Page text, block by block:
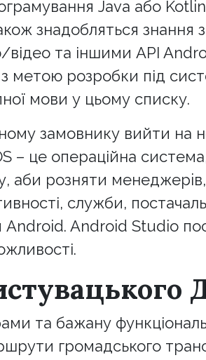
Java або Kotlin,
знадобляться знання
та іншими API
метою розробки під
мови у цьому списку.
замовнику вийти на
– це операційна
аби розняти менеджерiв,
служби,
Android Studio
та бажану
громадського